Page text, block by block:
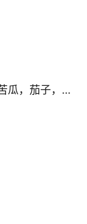
客家酿三宝（酿苦瓜，茄子，辣椒）